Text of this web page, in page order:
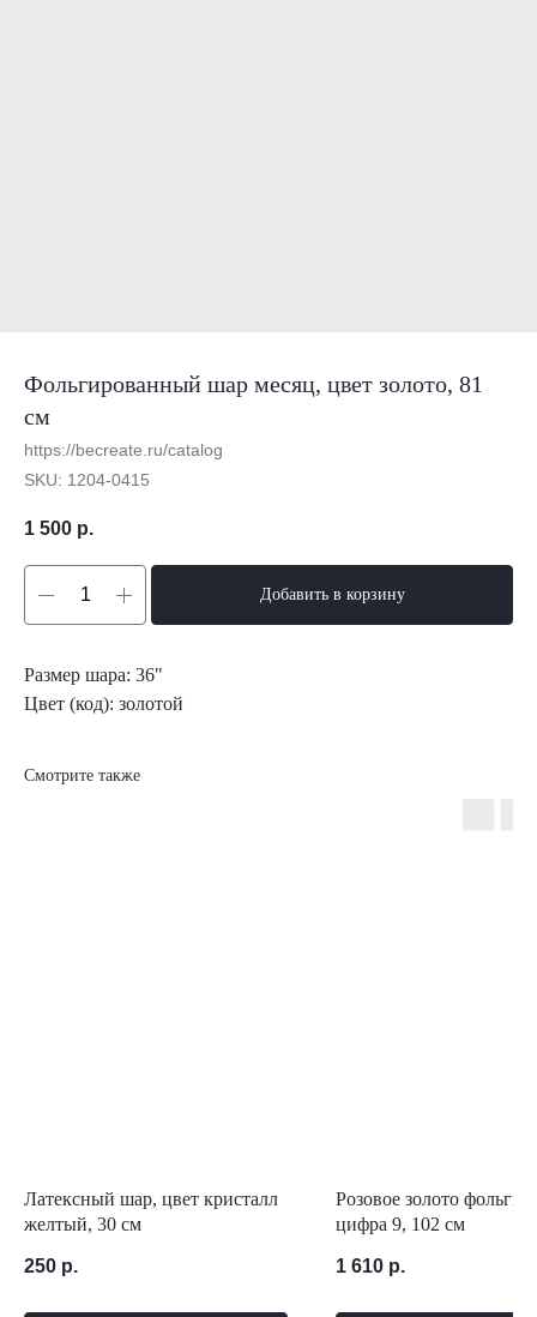
Фольгированный шар месяц, цвет золото, 81
см
https://becreate.ru/catalog
SKU: 1204-0415
1 500 р.
Добавить в корзину
Размер шара: 36"
Цвет (код): золотой
Смотрите также
Латексный шар, цвет кристалл
желтый, 30 см
250 р.
Розовое золото
цифра 9, 102 см
1 610 р.